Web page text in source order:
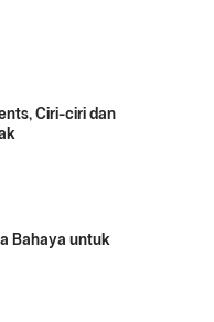
Ciri-ciri dan
Bahaya untuk